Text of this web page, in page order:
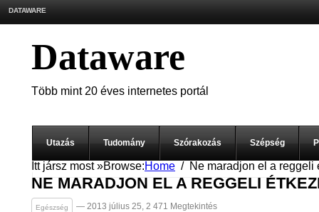
DATAWARE
Dataware
Több mint 20 éves internetes portál
Utazás Tudomány Szórakozás Szépség
Itt jársz most »Browse:Home Ne maradjon el a reggeli
NE MARADJON EL A REGGELI
Egészség — 2013 július 25, 2 471 Megtekintés